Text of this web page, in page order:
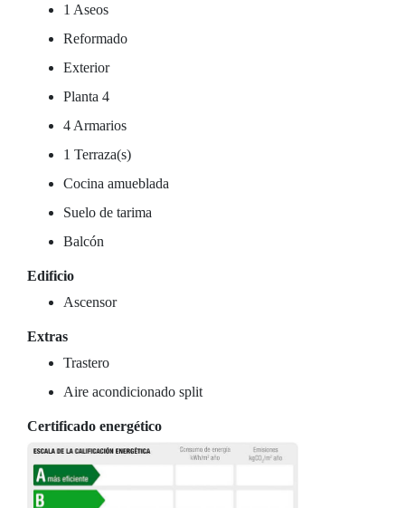
1 Aseos
Reformado
Exterior
Planta 4
4 Armarios
1 Terraza(s)
Cocina amueblada
Suelo de tarima
Balcón
Edificio
Ascensor
Extras
Trastero
Aire acondicionado split
Certificado energético